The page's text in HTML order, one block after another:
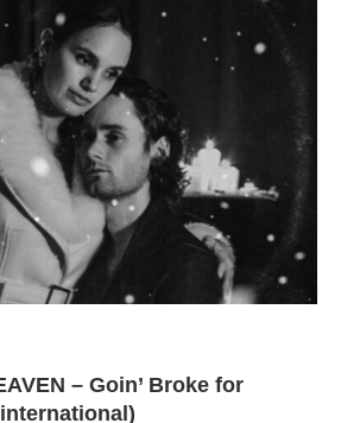
– Goin’ Broke for